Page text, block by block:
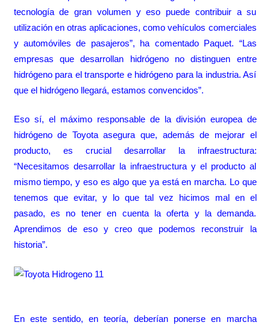
tecnología de gran volumen y eso puede contribuir a su
utilización en otras aplicaciones, como vehículos comerciales
y automóviles de pasajeros”, ha comentado Paquet. “Las
empresas que desarrollan hidrógeno no distinguen entre
hidrógeno para el transporte e hidrógeno para la industria. Así
que el hidrógeno llegará, estamos convencidos”.
Eso sí, el máximo responsable de la división europea de
hidrógeno de Toyota asegura que, además de mejorar el
producto, es crucial desarrollar la infraestructura:
“Necesitamos desarrollar la infraestructura y el producto al
mismo tiempo, y eso es algo que ya está en marcha. Lo que
tenemos que evitar, y lo que tal vez hicimos mal en el
pasado, es no tener en cuenta la oferta y la demanda.
Aprendimos de eso y creo que podemos reconstruir la
historia”.
En este sentido, en teoría, deberían ponerse en marcha